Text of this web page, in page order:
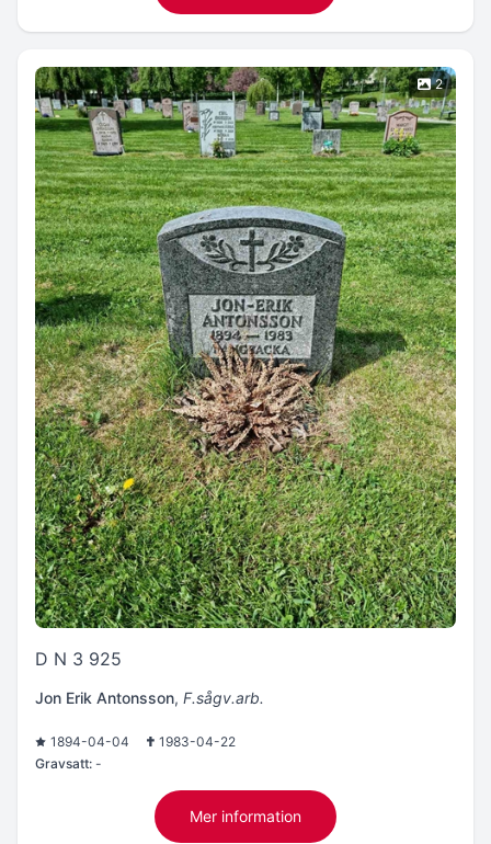
2
D N 3 925
Jon Erik Antonsson, F.sågv.arb.
1894-04-04
1983-04-22
Gravsatt: -
Mer information